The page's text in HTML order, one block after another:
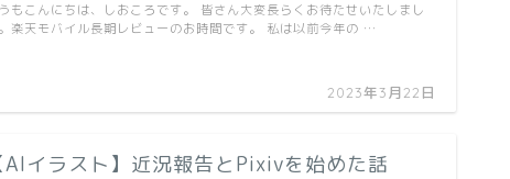
2023年3月22日
もこんにちは、しおころです。 皆さん大変長らくお待たせいたしまし
楽天モバイル長期レビューのお時間です。 私は以前今年の …
AIイラスト】近況報告とPixivを始めた話